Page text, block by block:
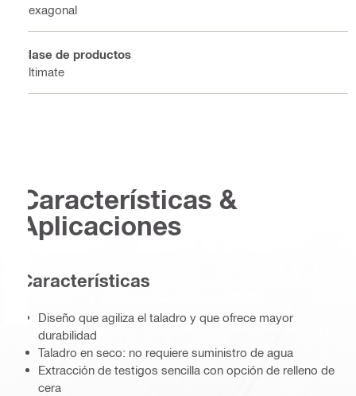
Hexagonal
Clase de productos
Ultimate
Características &
Aplicaciones
Características
Diseño que agiliza el taladro y que ofrece mayor
durabilidad
Taladro en seco: no requiere suministro de agua
Extracción de testigos sencilla con opción de relleno de
cera